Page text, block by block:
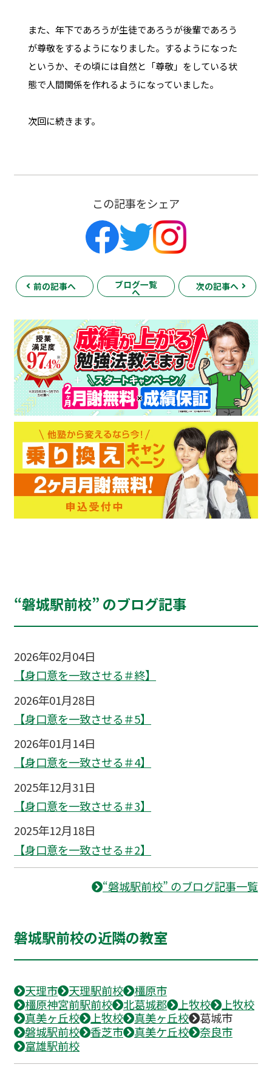
また、年下であろうが生徒であろうが後輩であろう
が尊敬をするようになりました。するようになった
というか、その頃には自然と「尊敬」をしている状
態で人間関係を作れるようになっていました。
次回に続きます。
この記事をシェア
前の記事へ ブログ一覧
へ
次の記事へ
“磐城駅前校” のブログ記事
2026年02月04日
【身口意を一致させる＃終】
2026年01月28日
【身口意を一致させる＃5】
2026年01月14日
【身口意を一致させる＃4】
2025年12月31日
【身口意を一致させる＃3】
2025年12月18日
【身口意を一致させる＃2】
“磐城駅前校” のブログ記事一覧
磐城駅前校の近隣の教室
天理市 天理駅前校
橿原市
橿原神宮前駅前校
北葛城郡 上牧校
上牧校
真美ヶ丘校
上牧校 真美ヶ丘校
葛城市
磐城駅前校
香芝市 真美ケ丘校
奈良市
富雄駅前校